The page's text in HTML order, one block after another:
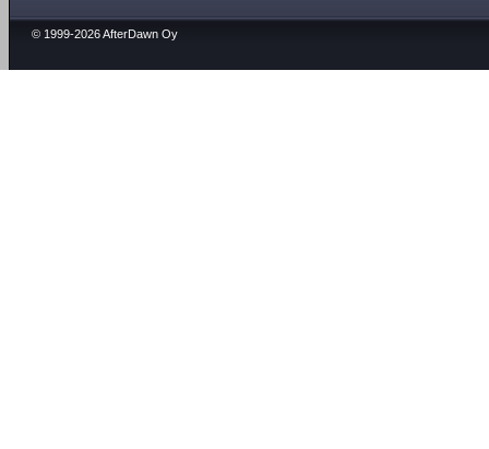
© 1999-2026 AfterDawn Oy